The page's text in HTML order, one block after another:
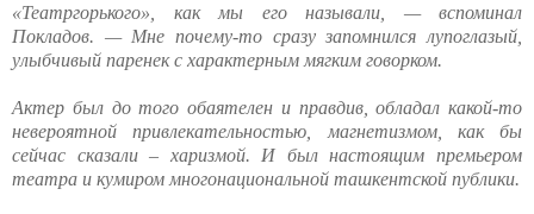
«Театргорького», как мы его называли, — вспоминал
Покладов. — Мне почему-то сразу запомнился лупоглазый,
улыбчивый паренек с характерным мягким говорком.
Актер был до того обаятелен и правдив, обладал какой-то
невероятной привлекательностью, магнетизмом, как бы
сейчас сказали – харизмой. И был настоящим премьером
театра и кумиром многонациональной ташкентской публики.